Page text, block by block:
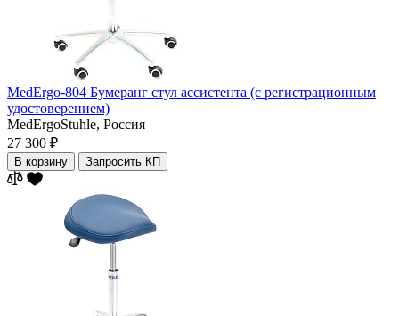
MedErgo-804 Бумеранг стул ассистента (с регистрационным
удостоверением)
MedErgoStuhle, Россия
27 300 ₽
В корзину Запросить КП